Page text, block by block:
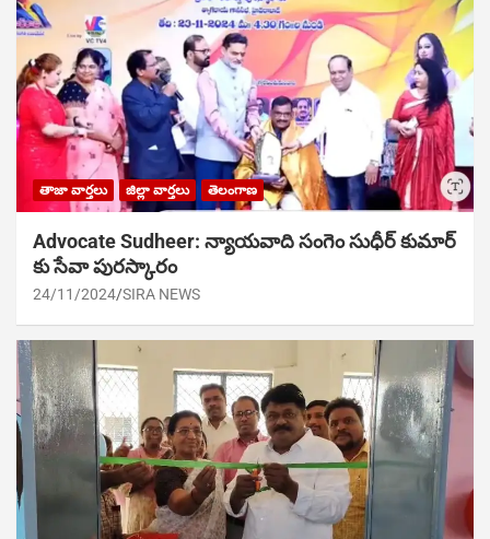
తాజా వార్తలు జిల్లా వార్తలు తెలంగాణ
Advocate Sudheer: న్యాయవాది సంగెం సుధీర్ కుమార్
కు సేవా పురస్కారం
24/11/2024 SIRA NEWS